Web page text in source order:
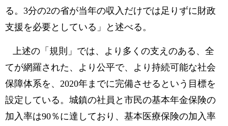
る。3分の2の省が当年の収入だけでは足りずに財政
支援を必要としている」と述べる。
上述の「規則」では、より多くの支えのある、全
てが網羅された、より公平で、より持続可能な社会
保障体系を、2020年までに完備させるという目標を
設定している。城鎮の社員と市民の基本年金保険の
加入率は90％に達しており、基本医療保険の加入率